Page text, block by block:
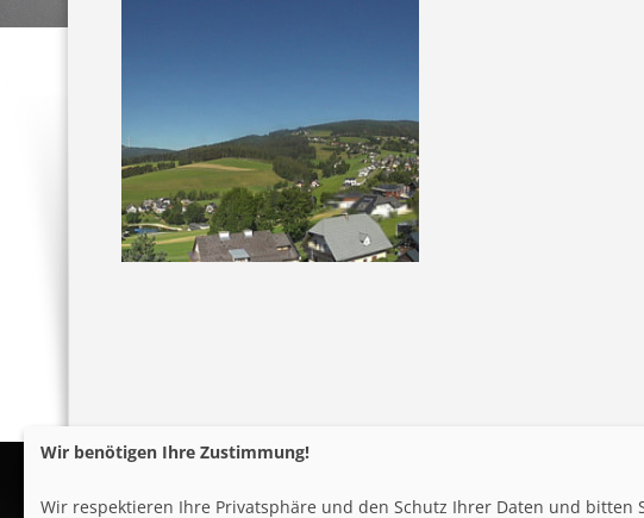
Wir benötigen Ihre Zustimmung!
Wir respektieren Ihre Privatsphäre und den Schutz Ihrer Daten und